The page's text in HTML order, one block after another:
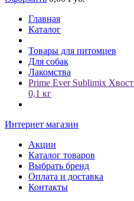
Главная
Каталог
Товары для питомцев
Для собак
Лакомства
Prime Ever Sublimix
0,1 кг
Интернет магазин
Акции
Каталог товаров
Выбрать бренд
Оплата и доставка
Контакты